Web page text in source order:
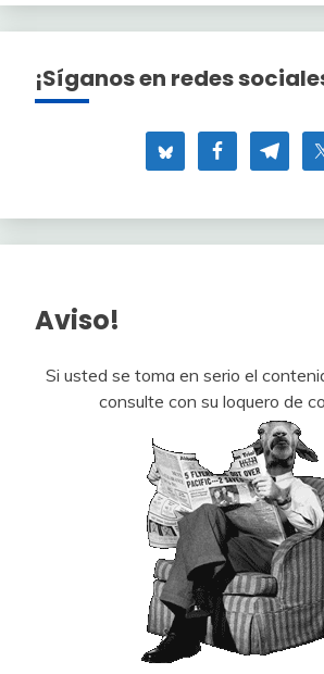
¡Síganos en redes
Aviso!
Si usted se toma en serio el
consulte con su loquero de